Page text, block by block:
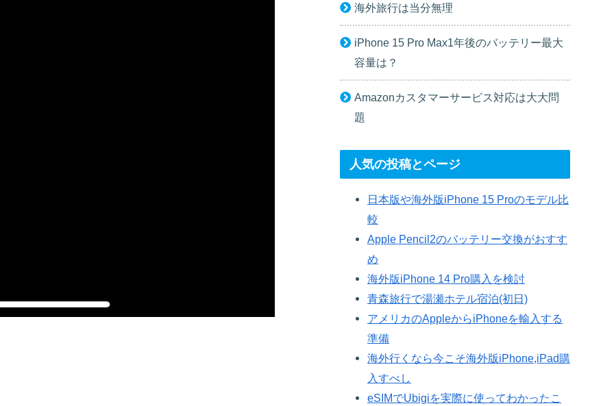
海外旅行は当分無理
iPhone 15 Pro Max1年後のバッテリー最大
容量は？
Amazonカスタマーサービス対応は大大問
題
人気の投稿とページ
日本版や海外版iPhone 15 Proのモデル比
較
Apple Pencil2のバッテリー交換がおすす
め
海外版iPhone 14 Pro購入を検討
青森旅行で湯瀬ホテル宿泊(初日)
アメリカのAppleからiPhoneを輸入する
準備
海外行くなら今こそ海外版iPhone,iPad購
入すべし
eSIMでUbigiを実際に使ってわかったこ